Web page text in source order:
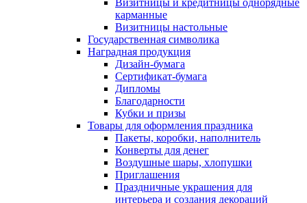
Визитницы и кредитницы однорядные
карманные
Визитницы настольные
Государственная символика
Наградная продукция
Дизайн-бумага
Сертификат-бумага
Дипломы
Благодарности
Кубки и призы
Товары для оформления праздника
Пакеты, коробки, наполнитель
Конверты для денег
Воздушные шары, хлопушки
Приглашения
Праздничные украшения для
интерьера и создания декораций